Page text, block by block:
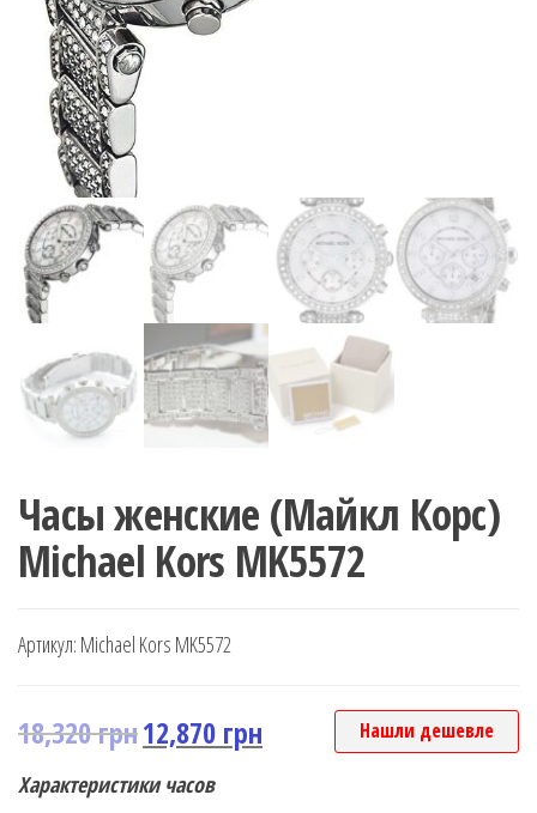
Часы женские (Майкл Корс)
Michael Kors MK5572
Артикул: Michael Kors MK5572
18,320грн12,870 грн Нашли дешевле
Характеристики часов